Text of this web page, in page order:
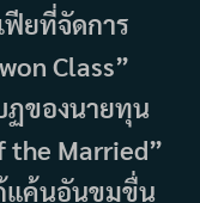
ฟียที่จัดการ
Class”
ฏของนายทุน
the Married”
ก้แค้นอันขมขื่น